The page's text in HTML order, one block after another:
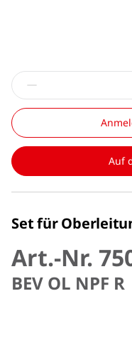
Auf
Set für
Art.-Nr.
BEV OL NPF R